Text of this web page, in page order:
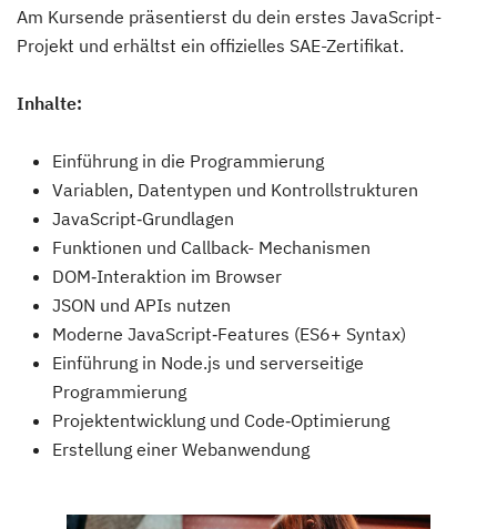
Am Kursende präsentierst du dein erstes JavaScript-
Projekt und erhältst ein offizielles SAE-Zertifikat.
Inhalte:
Einführung in die Programmierung
Variablen, Datentypen und Kontrollstrukturen
JavaScript‑Grundlagen
Funktionen und Callback- Mechanismen
DOM‑Interaktion im Browser
JSON und APIs nutzen
Moderne JavaScript‑Features (ES6+ Syntax)
Einführung in Node.js und serverseitige
Programmierung
Projektentwicklung und Code‑Optimierung
Erstellung einer Webanwendung